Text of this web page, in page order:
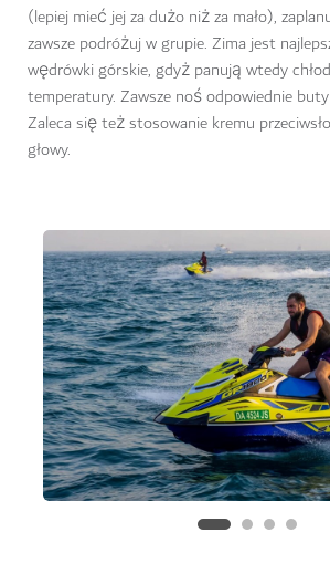
(lepiej mieć jej za dużo niż za mało),
zawsze podróżuj w grupie. Zima jest
wędrówki górskie, gdyż panują wtedy
temperatury. Zawsze noś odpowiednie
Zaleca się też stosowanie kremu
głowy.